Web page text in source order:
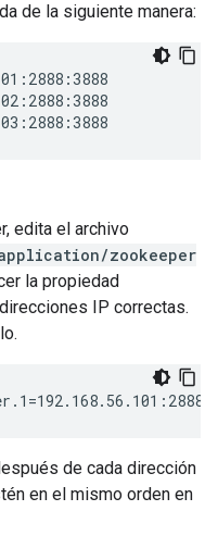
de la siguiente manera:
edita el archivo
zookeeper
la propiedad
IP correctas.
de cada dirección
en el mismo orden en